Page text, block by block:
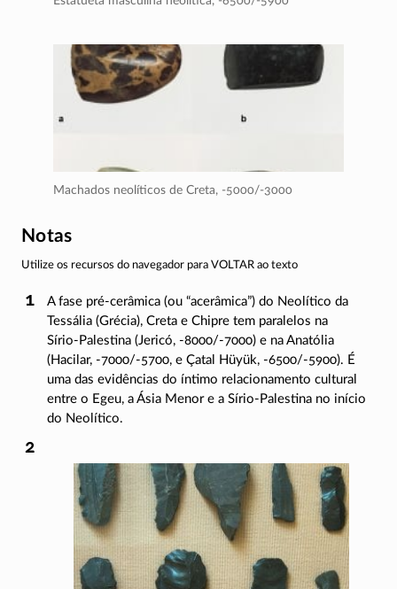
Machados neolíticos de Creta, -5000/-3000
Notas
Utilize os recursos do navegador para VOLTAR ao texto
A fase pré-cerâmica(ou “acerâmica”) do Neolítico da
Tessália (Grécia), Creta e Chipre tem paralelos na
Sírio-Palestina(Jericó, -8000/-7000)e na Anatólia
(Hacilar, -7000/-5700, e Çatal Hüyük, -6500/-5900). É
uma das evidências do íntimo relacionamento cultural
entre o Egeu, a Ásia Menor e a Sírio-Palestinano início
do Neolítico.